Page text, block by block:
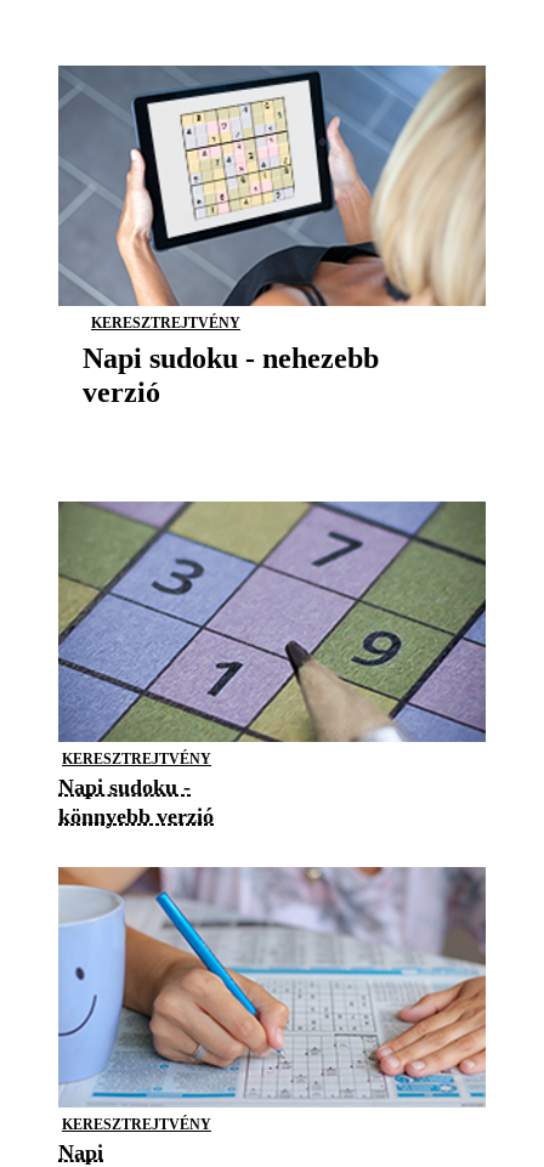
KERESZTREJTVÉNY
Napi sudoku - nehezebb
verzió
KERESZTREJTVÉNY
Napi sudoku -
könnyebb verzió
KERESZTREJTVÉNY
Napi